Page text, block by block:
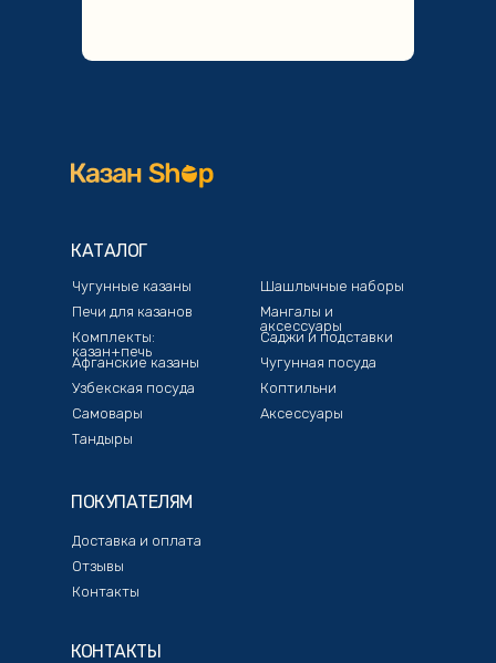
КАТАЛОГ
ПОКУПАТЕЛЯМ
Чугунные казаны
Печи для казанов
Комплекты:
казан+печь
Афганские казаны
Узбекская посуда
Шашлычные наборы
Мангалы и
аксессуары
Доставка и оплата
Отзывы
Контакты
Саджи и подставки
Аксессуары
Самовары
Коптильни
Чугунная посуда
Тандыры
КОНТАКТЫ